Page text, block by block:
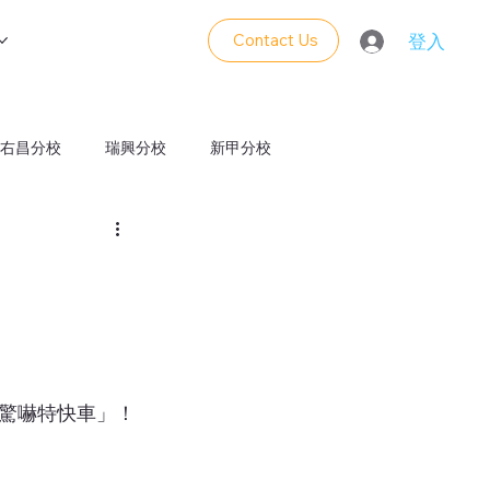
Contact Us 登入
右昌分校 瑞興分校 新甲分校
嚇特快車」！